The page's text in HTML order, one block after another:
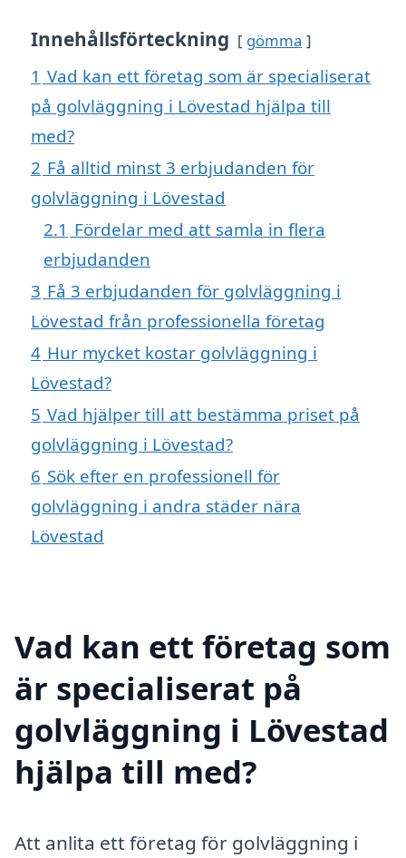
Innehållsförteckning gömma
1 Vad kan ett företag som är specialiserat
på golvläggning i Lövestad hjälpa till
med?
2 Få alltid minst 3 erbjudanden för
golvläggning i Lövestad
2.1 Fördelar med att samla in flera
erbjudanden
3 Få 3 erbjudanden för golvläggning i
Lövestad från professionella företag
4 Hur mycket kostar golvläggning i
Lövestad?
5 Vad hjälper till att bestämma priset på
golvläggning i Lövestad?
6 Sök efter en professionell för
golvläggning i andra städer nära
Lövestad
Vad kan ett företag som
är specialiserat på
golvläggning i Lövestad
hjälpa till med?
Att anlita ett företag för golvläggning i